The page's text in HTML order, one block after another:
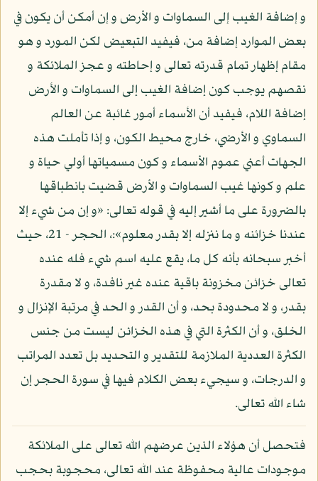
و إضافة الغيب إلى السماوات و الأرض و إن أمكن أن يكون في
بعض الموارد إضافة من، فيفيد التبعيض لكن المورد و هو
مقام إظهار تمام قدرته تعالى و إحاطته و عجز الملائكة و
نقصهم يوجب كون إضافة الغيب إلى السماوات و الأرض
إضافة اللام، فيفيد أن الأسماء أمور غائبة عن العالم
السماوي و الأرضي، خارج محيط الكون، و إذا تأملت هذه
الجهات أعني عموم الأسماء و كون مسمياتها أولي حياة و
علم و كونها غيب السماوات و الأرض قضيت بانطباقها
بالضرورة على ما أشير إليه في قوله تعالى: «و إن من شيء إلا
عندنا خزائنه و ما ننزله إلا بقدر معلوم»:، الحجر - 21، حيث
أخبر سبحانه بأنه كل ما، يقع عليه اسم شيء فله عنده
تعالى خزائن مخزونة باقية عنده غير نافدة، و لا مقدرة
بقدر، و لا محدودة بحد، و أن القدر و الحد في مرتبة الإنزال و
الخلق، و أن الكثرة التي في هذه الخزائن ليست من جنس
الكثرة العددية الملازمة للتقدير و التحديد بل تعدد المراتب
و الدرجات، و سيجيء بعض الكلام فيها في سورة الحجر إن
شاء الله تعالى.
فتحصل أن هؤلاء الذين عرضهم الله تعالى على الملائكة
موجودات عالية محفوظة عند الله تعالى، محجوبة بحجب